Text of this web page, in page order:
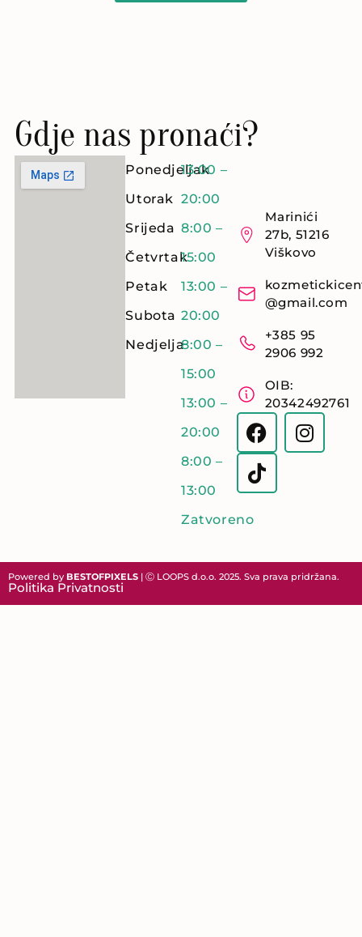
Gdje nas pronaći?
Ponedjeljak
Utorak
Srijeda
Četvrtak
Petak
Subota
Nedjelja
13:00 –
20:00
8:00 –
15:00
13:00 –
20:00
8:00 –
15:00
13:00 –
20:00
8:00 –
13:00
Zatvoreno
Marinići
27b, 51216
Viškovo
@gmail.com
+385 95
2906 992
OIB:
20342492761
Powered by BESTOFPIXELS | Ⓒ LOOPS d.o.o. 2025. Sva prava pridržana.
Politika Privatnosti